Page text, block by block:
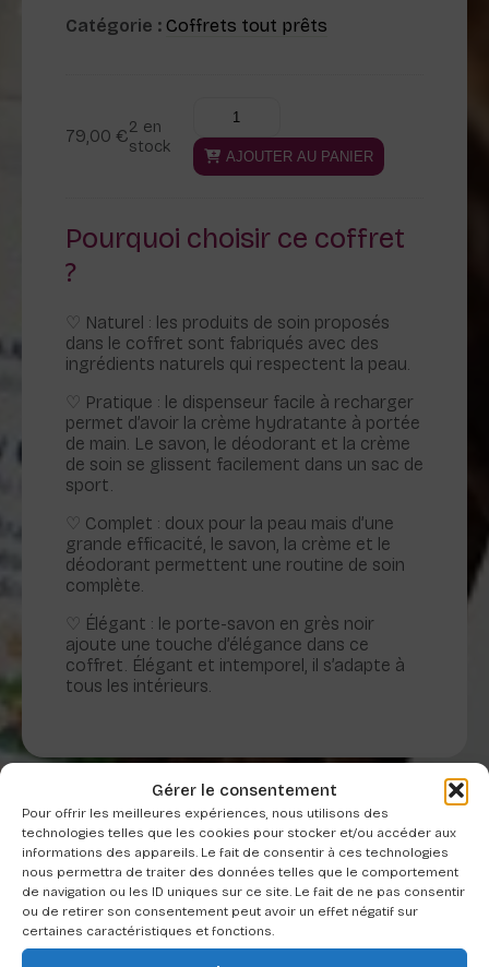
Gérer le consentement
Pour offrir les meilleures expériences, nous utilisons des
technologies telles que les cookies pour stocker et/ou accéder aux
informations des appareils. Le fait de consentir à ces technologies
nous permettra de traiter des données telles que le comportement
de navigation ou les ID uniques sur ce site. Le fait de ne pas consentir
ou de retirer son consentement peut avoir un effet négatif sur
certaines caractéristiques et fonctions.
Catégorie : Coffrets tout prêts
79,00 €2 en
stock
quantité
La
libellule
-
AJOUTER AU PANIER
Pourquoi choisir ce coffret
?
♡ Naturel : les produits de soin proposés
dans le coffret sont fabriqués avec des
ingrédients naturels qui respectent la peau.
♡ Pratique : le dispenseur facile à recharger
permet d’avoir la crème hydratante à portée
de main. Le savon, le déodorant et la crème
de soin se glissent facilement dans un sac de
sport.
♡ Complet : doux pour la peau mais d’une
grande efficacité, le savon, la crème et le
déodorant permettent une routine de soin
complète.
♡ Élégant : le porte-savon en grès noir
ajoute une touche d’élégance dans ce
coffret. Élégant et intemporel, il s’adapte à
tous les intérieurs.
Produits similaires